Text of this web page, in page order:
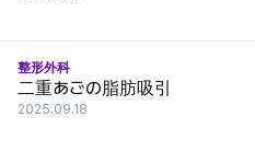
整形外科
二重あごの脂肪吸引
2025.09.18